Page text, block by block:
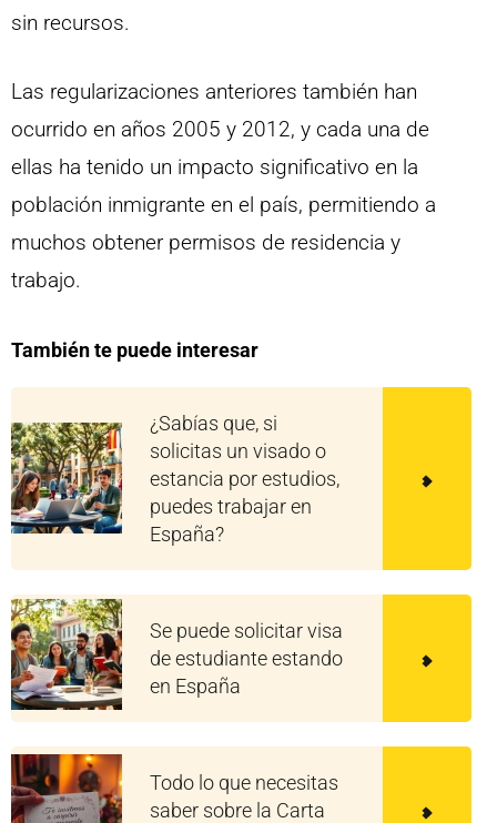
sin recursos.
Las regularizaciones anteriores también han
ocurrido en años 2005 y 2012, y cada una de
ellas ha tenido un impacto significativo en la
población inmigrante en el país, permitiendo a
muchos obtener permisos de residencia y
trabajo.
También te puede interesar
¿Sabías que, si
solicitas un visado o
estancia por estudios,
puedes trabajar en
España?
Se puede solicitar visa
de estudiante estando
en España
Todo lo que necesitas
saber sobre la Carta